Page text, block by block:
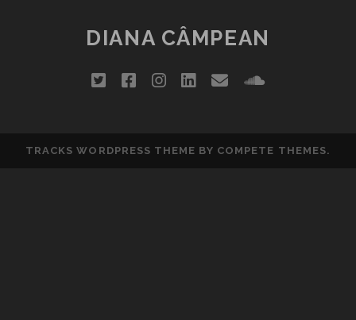
SHOW
DIANA CÂMPEAN
twitterfacebookinstagram
linkedin
emailsoundcloud
TRACKS WORDPRESS THEME BY COMPETE THEMES.